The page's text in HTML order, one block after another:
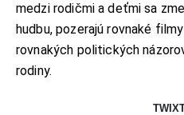
medzi rodičmi a deťmi sa
hudbu, pozerajú rovnaké
rovnakých politických
rodiny.